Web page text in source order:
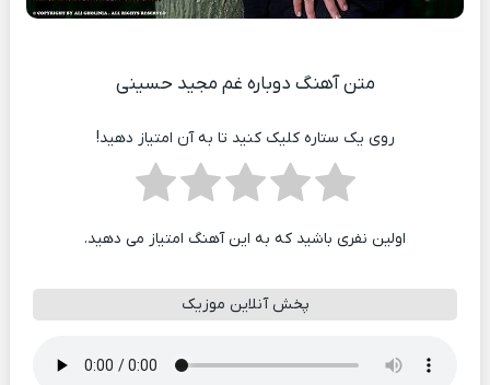
متن آهنگ دوباره غم مجید حسینی
روی یک ستاره کلیک کنید تا به آن امتیاز دهید!
اولین نفری باشید که به این آهنگ امتیاز می دهید.
پخش آنلاین موزیک